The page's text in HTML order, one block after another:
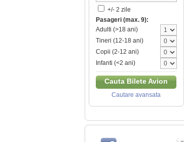
+/- 2 zile
Pasageri (max. 9):
Adulti (>18 ani)
Tineri (12-18 ani)
Copii (2-12 ani)
Infanti (<2 ani)
Cauta Bilete Avion
Cautare avansata